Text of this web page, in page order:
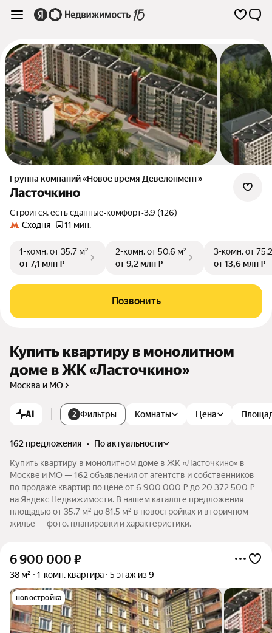
Группа компаний «Новое время Девелопмент»
Ласточкино
Строится, есть сданные•комфорт•3.9 (126)
Сходня
11 мин.
1-комн.от 35,7 м²
от 7,1 млн ₽
2-комн.от 50,6 м²
от 9,2 млн ₽
3-комн.от
от 13,6 млн ₽
Позвонить
Купить квартиру в монолитном
доме в ЖК «Ласточкино»
Москва и МО
AI 2 Фильтры Комнаты Цена
162 предложения •
по актуальности
Купить квартиру в монолитном доме в ЖК «Ласточкино» в
Москве и МО — 162 объявления от агентств и собственников
по продаже квартир по цене от 6 900 000 ₽ до 20 372 500 ₽
на Яндекс Недвижимости. В нашем каталоге предложения
площадью от 35,7 м² до 81,5 м² в новостройках и вторичном
жилье — фото, планировки и характеристики.
6 900 000 ₽
38 м² 1-комн. квартира 5 этаж из 9
новостройка